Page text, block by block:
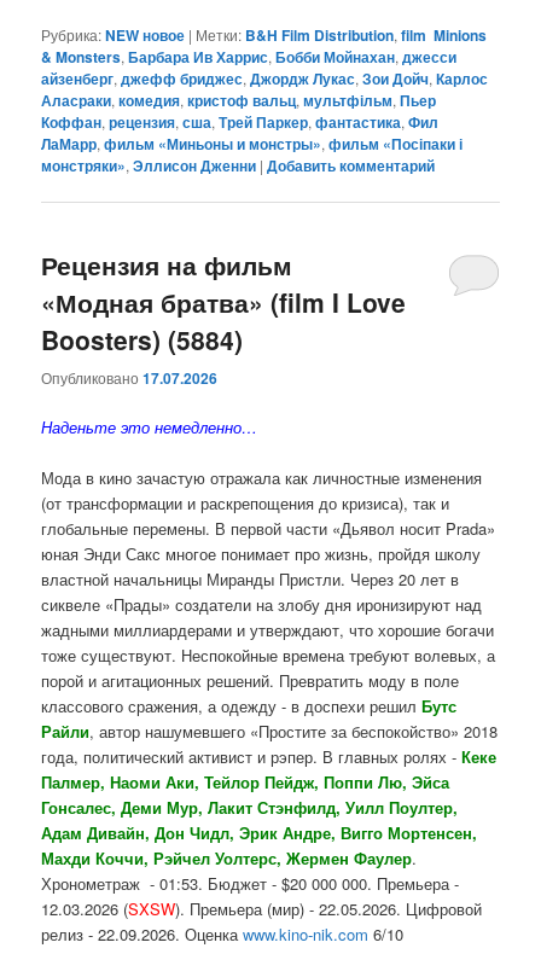
Рубрика:NEW новое | Метки: B&H Film Distribution,film Minions
& Monsters,Барбара Ив Харрис,Бобби Мойнахан,джесси
айзенберг,джефф бриджес,Джордж Лукас,Зои Дойч,Карлос
Аласраки,комедия,кристоф вальц,мультфільм,Пьер
Коффан,рецензия,сша,Трей Паркер,фантастика,Фил
ЛаМарр,фильм «Миньоны и монстры»,фильм «Посіпаки і
монстряки»,Эллисон Дженни |Добавить комментарий
Рецензия на фильм
«Модная братва» (film I Love
Boosters) (5884)
Опубликовано17.07.2026
Наденьте это немедленно…
Мода в кино зачастую отражала как личностные изменения
(от трансформации и раскрепощения до кризиса), так и
глобальные перемены. В первой части «Дьявол носит Prada»
юная Энди Сакс многое понимает про жизнь, пройдя школу
властной начальницы Миранды Пристли. Через 20 лет в
сиквеле «Прады» создатели на злобу дня иронизируют над
жадными миллиардерами и утверждают, что хорошие богачи
тоже существуют. Неспокойные времена требуют волевых, а
порой и агитационных решений. Превратить моду в поле
классового сражения, а одежду - в доспехи решилБутс
Райли, автор нашумевшего «Простите за беспокойство» 2018
года, политический активист и рэпер. В главных ролях -Кеке
Палмер, Наоми Аки, Тейлор Пейдж, Поппи Лю, Эйса
Гонсалес, Деми Мур, Лакит Стэнфилд, Уилл Поултер,
Адам Дивайн, Дон Чидл, Эрик Андре, Вигго Мортенсен,
Махди Коччи, Рэйчел Уолтерс, Жермен Фаулер.
Хронометраж - 01:53. Бюджет - $20 000 000. Премьера -
12.03.2026 (SXSW). Премьера (мир) - 22.05.2026. Цифровой
релиз - 22.09.2026. Оценкаwww.kino-nik.com 6/10